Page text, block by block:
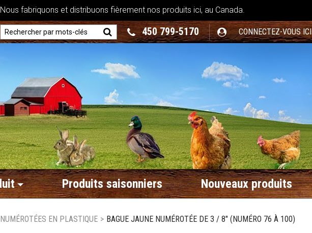
Nous fabriquons et distribuons fièrement nos produits ici, au Canada.
450 799-5170 CONNECTEZ-VOUS ICI
Produits saisonniers Nouveaux produits
EN PLASTIQUE > BAGUE JAUNE NUMÉROTÉE DE 3 / 8" (NUMÉRO 76 À 100)